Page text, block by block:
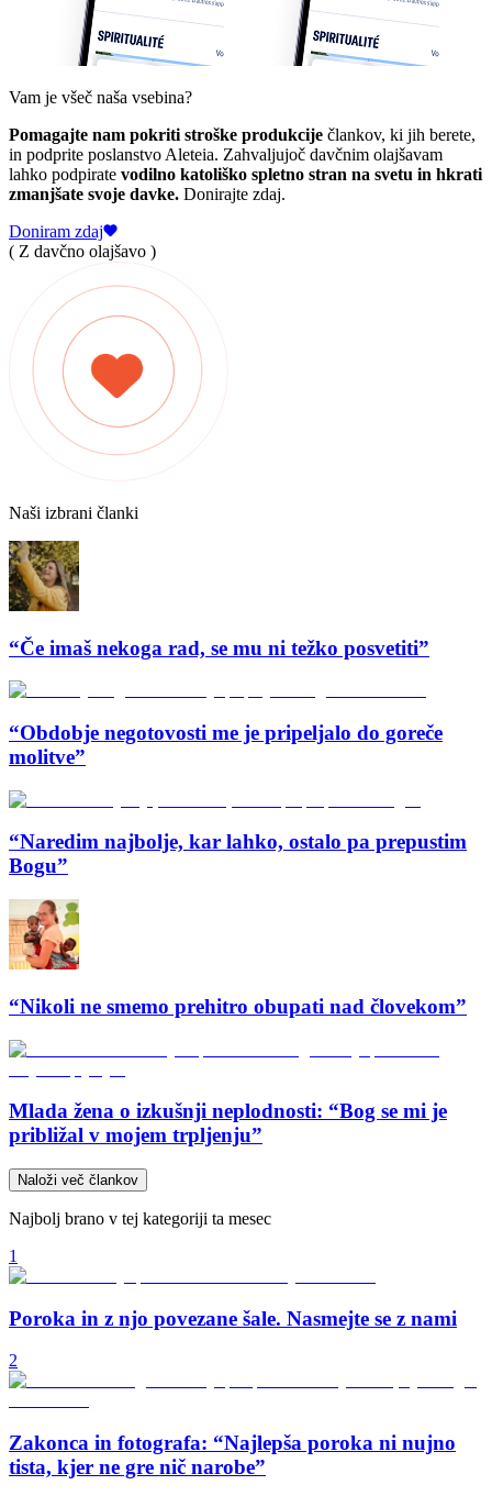
Vam je všeč naša vsebina?
Pomagajte nam pokriti stroške produkcije člankov, ki jih berete,
in podprite poslanstvo Aleteia. Zahvaljujoč davčnim olajšavam
lahko podpirate vodilno katoliško spletno stran na svetu in hkrati
zmanjšate svoje davke. Donirajte zdaj.
Doniram zdaj
( Z davčno olajšavo )
Naši izbrani članki
“Če imaš nekoga rad, se mu ni težko posvetiti”
“Obdobje negotovosti me je pripeljalo do goreče
molitve”
“Naredim najbolje, kar lahko, ostalo pa prepustim
Bogu”
“Nikoli ne smemo prehitro obupati nad človekom”
Mlada žena o izkušnji neplodnosti: “Bog se mi je
približal v mojem trpljenju”
Naloži več člankov
Najbolj brano v tej kategoriji ta mesec
1
Poroka in z njo povezane šale. Nasmejte se z nami
2
Zakonca in fotografa: “Najlepša poroka ni nujno
tista, kjer ne gre nič narobe”